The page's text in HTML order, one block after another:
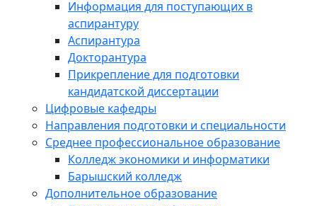
Информация для поступающих в
аспирантуру
Аспирантура
Докторантура
Прикрепление для подготовки
кандидатской диссертации
Цифровые кафедры
Направления подготовки и специальности
Среднее профессиональное образование
Колледж экономики и информатики
Барышский колледж
Дополнительное образование